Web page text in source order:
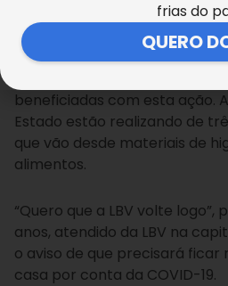
concede entrevista ao repórter
Brasil Urgente. A matéria foi ao
abril.
beneficiadas com esta ação.
Estado estão realizando de
que vão desde materiais de
alimentos.
“Quero que a LBV volte logo”,
anos, atendido da LBV na
o aviso de que precisará ficar
casa por conta da COVID-19.
frias do
QUERO